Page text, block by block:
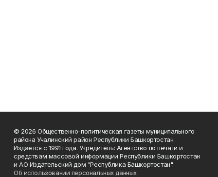
© 2026 Общественно-политическая газеты муниципального
района Учалинский район Республики Башкортостан.
Издается с 1991 года. Учредитель: Агентство по печати и
средствам массовой информации Республики Башкортостан
и АО Издательский дом "Республика Башкортостан".
Об использовании персональных данных